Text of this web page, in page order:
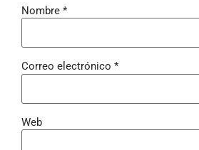
Nombre *
Correo electrónico *
Web